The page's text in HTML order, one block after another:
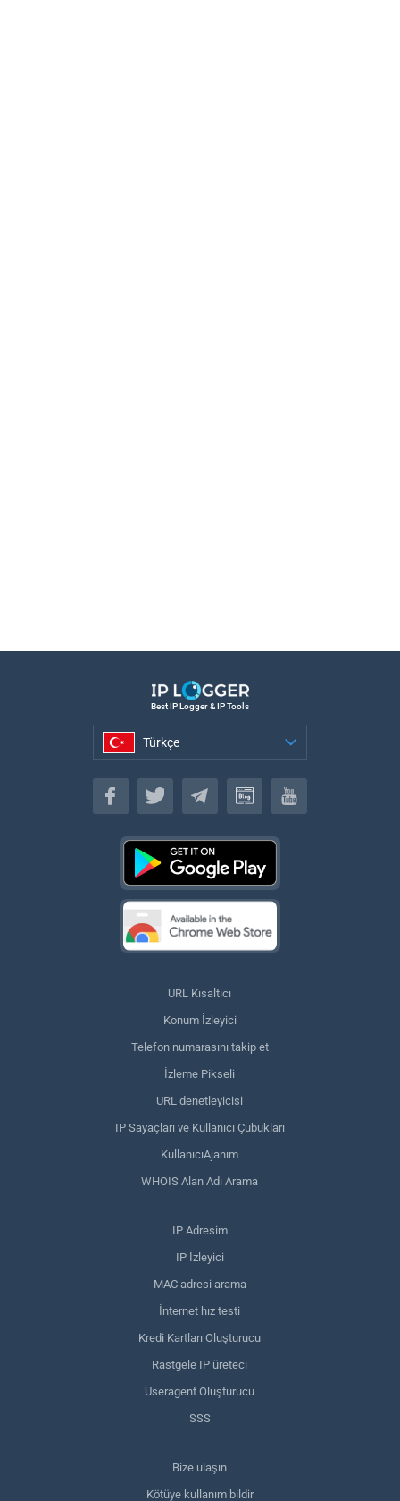
Best IP Logger & IP Tools
Türkçe
Türkçe
URL Kısaltıcı
Konum İzleyici
Telefon numarasını takip et
İzleme Pikseli
URL denetleyicisi
IP Sayaçları ve Kullanıcı Çubukları
KullanıcıAjanım
WHOIS Alan Adı Arama
IP Adresim
IP İzleyici
MAC adresi arama
İnternet hız testi
Kredi Kartları Oluşturucu
Rastgele IP üreteci
Useragent Oluşturucu
SSS
Bize ulaşın
Kötüye kullanım bildir